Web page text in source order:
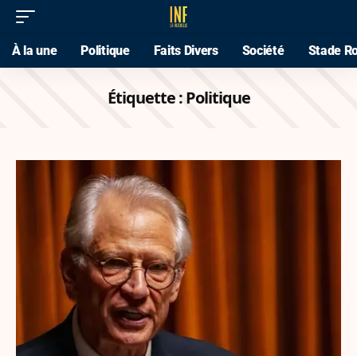
À la une Politique Faits Divers Société Stade
Étiquette :Politique